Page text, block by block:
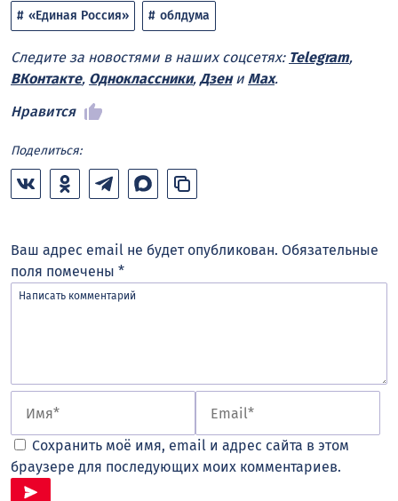
«Единая Россия» облдума
Следите за новостями в наших соцсетях: Telegram,
ВКонтакте, Одноклассники, Дзени Max.
Нравится
Поделиться:
Ваш адрес email не будет опубликован. Обязательные
поля помечены *
Сохранить моё имя, email и адрес сайта в этом
браузере для последующих моих комментариев.